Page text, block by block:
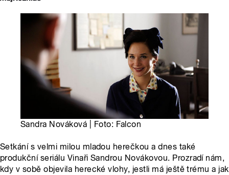
Sandra Nováková | Foto: Falcon
Setkání s velmi milou mladou herečkou a dnes také
produkční seriálu Vinaři Sandrou Novákovou. Prozradí nám,
kdy v sobě objevila herecké vlohy, jestli má ještě trému a jak